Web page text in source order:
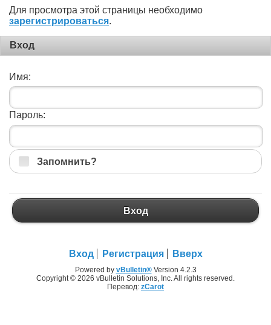
Для просмотра этой страницы необходимо
зарегистрироваться.
Вход
Имя:
Пароль:
Запомнить?
Вход
Вход Регистрация Вверх
Powered by vBulletin®Version 4.2.3
Copyright © 2026 vBulletin Solutions, Inc. All rights reserved.
Перевод: zCarot